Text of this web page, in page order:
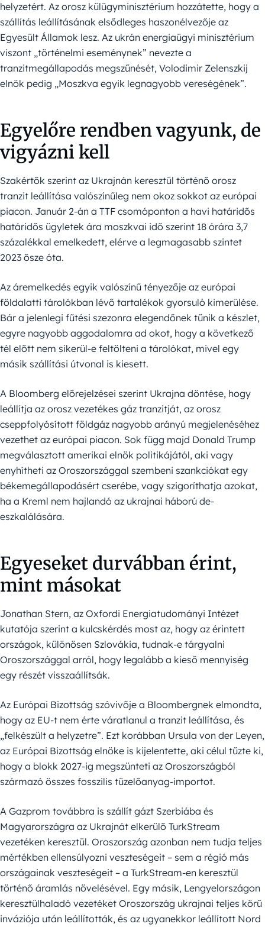
helyzetért. Az orosz külügyminisztérium hozzátette, hogy a
szállítás leállításának elsődleges haszonélvezője az
Egyesült Államok lesz. Az ukrán energiaügyi minisztérium
viszont „történelmi eseménynek” nevezte a
tranzitmegállapodás megszűnését, Volodimir Zelenszkij
elnök pedig „Moszkva egyik legnagyobb vereségének”.
Egyelőre rendben vagyunk, de
vigyázni kell
Szakértők szerint az Ukrajnán keresztül történő orosz
tranzit leállítása valószínűleg nem okoz sokkot az európai
piacon. Január 2-án a TTF csomóponton a havi határidős
határidős ügyletek ára moszkvai idő szerint 18 órára 3,7
százalékkal emelkedett, elérve a legmagasabb szintet
2023 ősze óta.
Az áremelkedés egyik valószínű tényezője az európai
földalatti tárolókban lévő tartalékok gyorsuló kimerülése.
Bár a jelenlegi fűtési szezonra elegendőnek tűnik a készlet,
egyre nagyobb aggodalomra ad okot, hogy a következő
tél előtt nem sikerül-e feltölteni a tárolókat, mivel egy
másik szállítási útvonal is kiesett.
A Bloomberg előrejelzései szerint Ukrajna döntése, hogy
leállítja az orosz vezetékes gáz tranzitját, az orosz
cseppfolyósított földgáz nagyobb arányú megjelenéséhez
vezethet az európai piacon. Sok függ majd Donald Trump
megválasztott amerikai elnök politikájától, aki vagy
enyhítheti az Oroszországgal szembeni szankciókat egy
békemegállapodásért cserébe, vagy szigoríthatja azokat,
ha a Kreml nem hajlandó az ukrajnai háború de-
eszkalálására.
Egyeseket durvábban érint,
mint másokat
Jonathan Stern, az Oxfordi Energiatudományi Intézet
kutatója szerint a kulcskérdés most az, hogy az érintett
országok, különösen Szlovákia, tudnak-e tárgyalni
Oroszországgal arról, hogy legalább a kieső mennyiség
egy részét visszaállítsák.
Az Európai Bizottság szóvivője a Bloombergnek elmondta,
hogy az EU-t nem érte váratlanul a tranzit leállítása, és
„felkészült a helyzetre”. Ezt korábban Ursula von der Leyen,
az Európai Bizottság elnöke is kijelentette, aki célul tűzte ki,
hogy a blokk 2027-ig megszünteti az Oroszországból
származó összes fosszilis tüzelőanyag-importot.
A Gazprom továbbra is szállít gázt Szerbiába és
Magyarországra az Ukrajnát elkerülő TurkStream
vezetéken keresztül. Oroszország azonban nem tudja teljes
mértékben ellensúlyozni veszteségeit – sem a régió más
országainak veszteségeit – a TurkStream-en keresztül
történő áramlás növelésével. Egy másik, Lengyelországon
keresztülhaladó vezetéket Oroszország ukrajnai teljes körű
inváziója után leállították, és az ugyanekkor leállított Nord